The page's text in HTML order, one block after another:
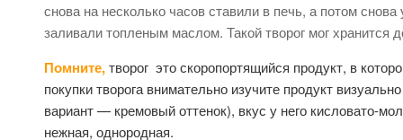
снова на несколько часов ставили в печь, а потом
заливали топленым маслом. Такой творог мог хранится
Помните,творог это скоропортящийся продукт, в
покупки творога внимательно изучите продукт
вариант — кремовый оттенок), вкус у него кисловато-
нежная, однородная.